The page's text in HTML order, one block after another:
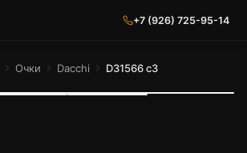
+7 (926) 725-95-14
chevron_right Очки chevron_right Dacchi chevron_right D31566 c3